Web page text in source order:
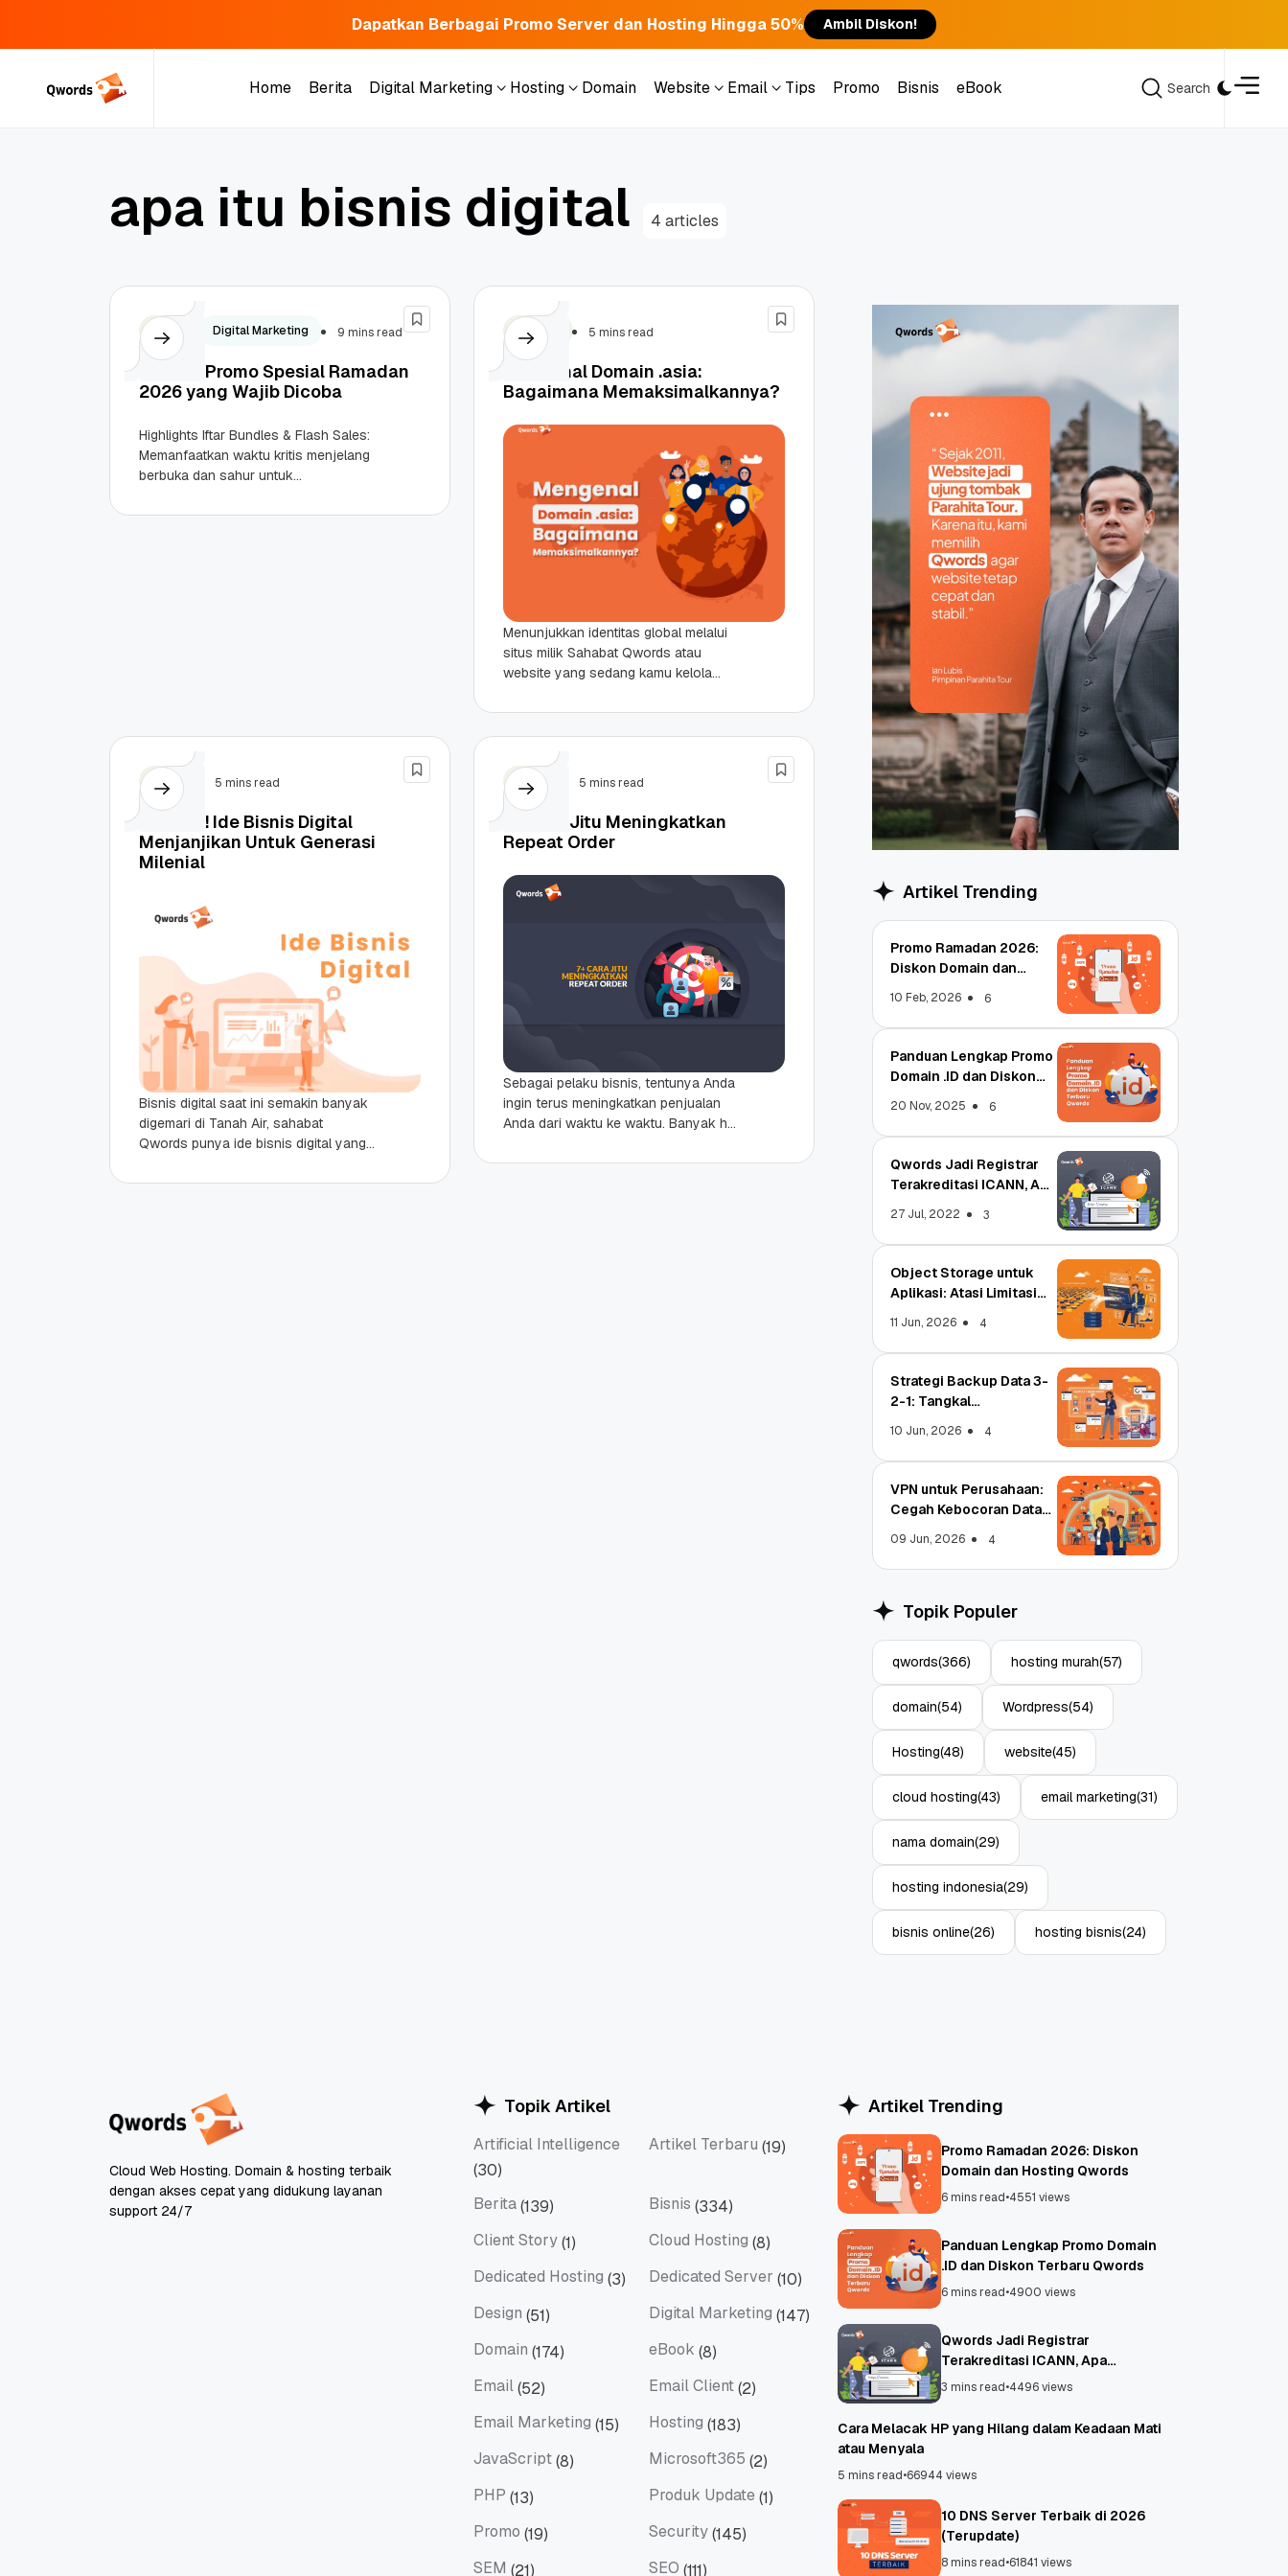
Dapatkan Berbagai Promo Server dan Hosting Hingga 50% Ambil Diskon!
Home
Berita
Digital Marketing
Hosting
Domain
Website
Email
Tips
Promo
Bisnis
eBook
Search
Terakreditasi ICANN, Apa
27 Jul, 2022 3
apa itu bisnis digital 4 articles
Bisnis Digital Marketing 9 mins read
20+ Ide Promo Spesial Ramadan
2026 yang Wajib Dicoba
Highlights Iftar Bundles & Flash Sales:
Memanfaatkan waktu kritis menjelang
berbuka dan sahur untuk
secara instan. Content & Engagement:
Domain 5 mins read
Mengenal Domain .asia:
Bagaimana Memaksimalkannya?
Menunjukkan identitas global melalui
situs milik Sahabat Qwords atau
website yang sedang kamu kelola
domain yang tepat. Dan adanya
domain...
Bisnis 5 mins read
Terbaru! Ide Bisnis Digital
Menjanjikan Untuk Generasi
Milenial
Bisnis digital saat ini semakin banyak
digemari di Tanah Air, sahabat
Qwords punya ide bisnis digital yang
ini kita bisa membuka...
Bisnis 5 mins read
7+ Cara Jitu Meningkatkan
Repeat Order
Sebagai pelaku bisnis, tentunya Anda
ingin terus meningkatkan penjualan
Anda dari waktu ke waktu. Banyak hal
mewujudkan hal ini — meningkatkan...
Artikel Trending
Promo Ramadan 2026:
Diskon Domain dan
10 Feb, 2026 6
Panduan Lengkap Promo
Domain .ID dan Diskon
20 Nov, 2025 6
Qwords Jadi Registrar
Terakreditasi ICANN, Apa
27 Jul, 2022 3
Object Storage untuk
Aplikasi: Atasi Limitasi
11 Jun, 2026 4
Strategi Backup Data 3-
2-1: Tangkal
10 Jun, 2026 4
VPN untuk Perusahaan:
Cegah Kebocoran Data
09 Jun, 2026 4
Topik Populer
qwords(366) hosting murah(57)
domain(54) Wordpress(54)
Hosting(48) website(45)
cloud hosting(43) email marketing(31)
nama domain(29)
hosting indonesia(29)
bisnis online(26) hosting bisnis(24)
Cloud Web Hosting. Domain & hosting terbaik
dengan akses cepat yang didukung layanan
support 24/7
Topik Artikel
Artificial Intelligence
Artificial Intelligence
(30)
Artikel Terbaru (19)
Berita(139) Bisnis (334)
Client Story(1) Cloud Hosting (8)
Dedicated Hosting (3) Dedicated Server (10)
Design (51) Digital Marketing (147)
Domain (174) eBook (8)
Email(52) Email Client(2)
Email Marketing (15) Hosting (183)
JavaScript(8) Microsoft365 (2)
PHP (13) Produk Update (1)
Promo (19) Security(145)
SEM (21) SEO (111)
Artikel Trending
Promo Ramadan 2026: Diskon
Domain dan Hosting Qwords
6 mins read•4551 views
Panduan Lengkap Promo Domain
.ID dan Diskon Terbaru Qwords
6 mins read•4900 views
Qwords Jadi Registrar
Terakreditasi ICANN, Apa
Untungnya?
3 mins read•4496 views
Cara Melacak HP yang Hilang dalam Keadaan Mati
atau Menyala
5 mins read•66944 views
10 DNS Server Terbaik di 2026
(Terupdate)
8 mins read•61841 views